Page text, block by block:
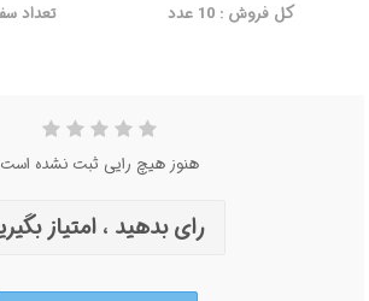
کل فروش : 10 عدد تعداد
هنوز هیچ رایی ثبت نشده است
رای بدهید ، امتیاز